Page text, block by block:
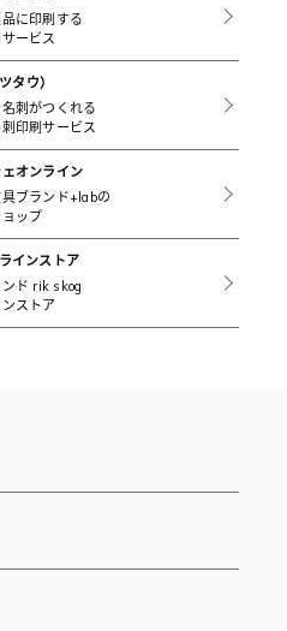
に印刷する
ービス
タウ）
刺がつくれる
印刷サービス
オンライン
ブランド+labの
ップ
インストア
ド rik skog
ストア